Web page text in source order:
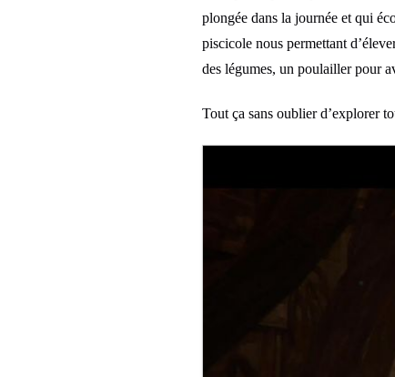
plongée dans la journée et qui
piscicole nous permettant
des légumes, un poulailler pour
Tout ça sans oublier d’explorer